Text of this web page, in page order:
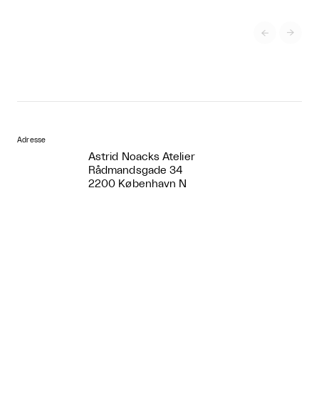
 
Adresse
Astrid Noacks Atelier
Rådmandsgade 34
2200 København N